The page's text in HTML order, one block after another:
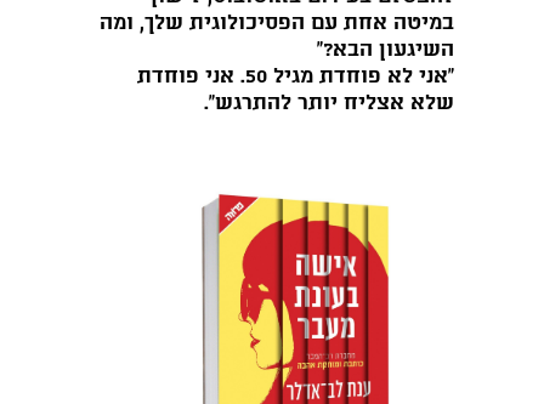
במיטה אחת עם הפסיכולוגית שלך, ומה
השיגעון הבא?"
"אני לא פוחדת מגיל 50. אני פוחדת
שלא אצליח יותר להתרגש".